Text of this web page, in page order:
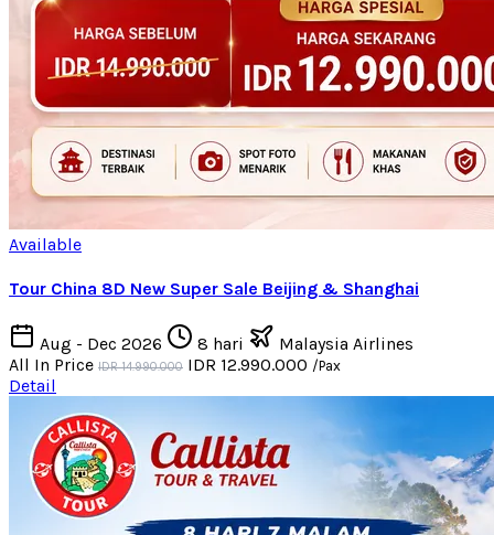
Available
Tour China 8D New Super Sale Beijing & Shanghai
Aug - Dec 2026 8 hari
Malaysia Airlines
All In Price IDR 14.990.000 IDR 12.990.000 /Pax
Detail